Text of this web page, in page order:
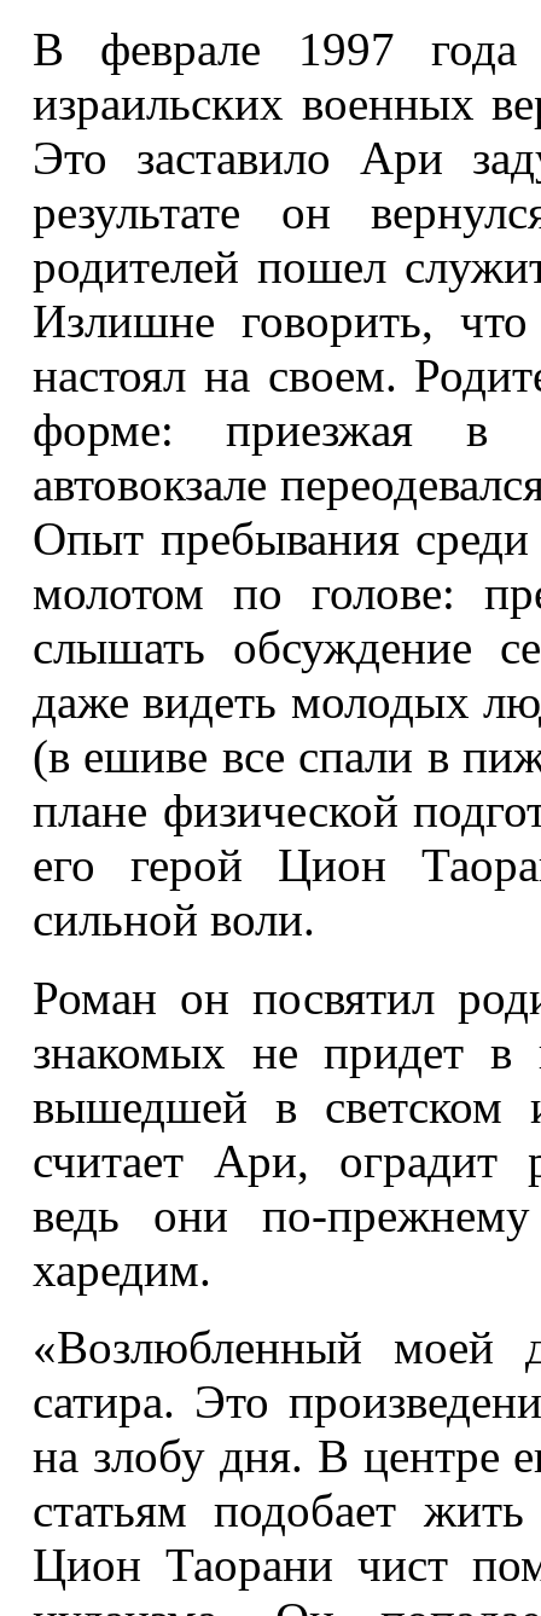
В феврале 1997 года
израильских военных
Это заставило Ари
результате он
родителей пошел
Излишне говорить,
настоял на своем.
форме: приезжая в
автовокзале
Опыт пребывания среди
молотом по голове:
слышать обсуждение
даже видеть молодых
(в ешиве все спали в
плане физической
его герой Цион
сильной воли.
Роман он посвятил
знакомых не придет в
вышедшей в светском
считает Ари, оградит
ведь они по-
харедим.
«Возлюбленный
сатира. Это
на злобу дня. В центре
статьям подобает
Цион Таорани чист